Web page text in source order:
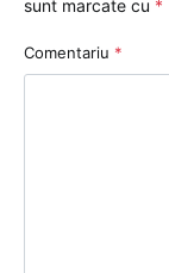
sunt marcate cu *
Comentariu *